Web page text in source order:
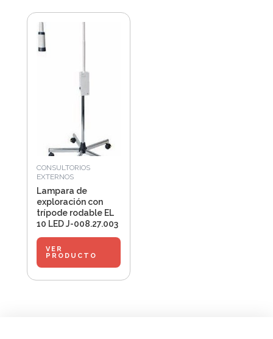
CONSULTORIOS
EXTERNOS
Lampara de
exploración con
trípode rodable EL
10 LED J-008.27.003
VER
PRODUCTO